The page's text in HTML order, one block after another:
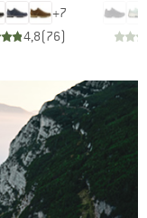
+7
4,8(76)